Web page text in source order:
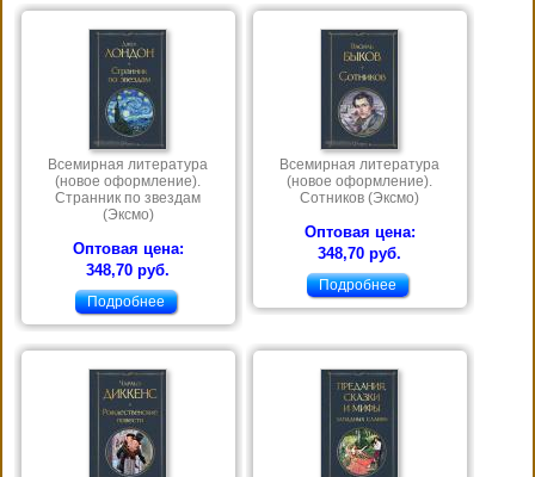
Всемирная литература
(новое оформление).
Странник по звездам
(Эксмо)
Оптовая цена:
348,70 руб.
Подробнее
Всемирная литература
(новое оформление).
Сотников (Эксмо)
Оптовая цена:
348,70 руб.
Подробнее